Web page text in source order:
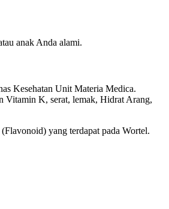
anak Anda alami.
Kesehatan Unit Materia Medica.
Vitamin K, serat, lemak, Hidrat Arang,
yang terdapat pada Wortel.